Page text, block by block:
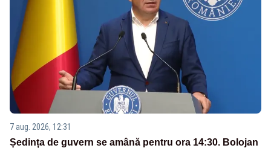
7 aug. 2026, 12:31
Ședința de guvern se amână pentru ora 14:30. Bolojan